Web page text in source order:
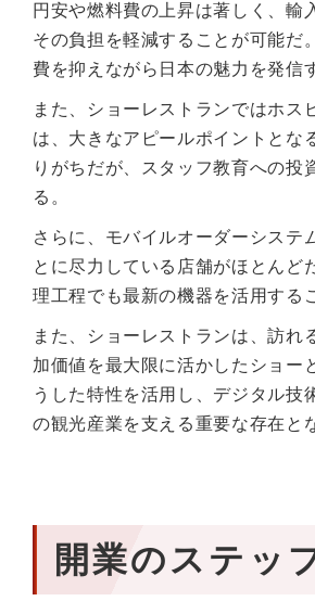
円安や燃料費の上昇は著しく、輸
その負担を軽減することが可能だ
費を抑えながら日本の魅力を発信
また、ショーレストランではホ
は、大きなアピールポイントとな
りがちだが、スタッフ教育への
る。
さらに、モバイルオーダーシステ
とに尽力している店舗がほとんど
理工程でも最新の機器を活用する
また、ショーレストランは、訪
加価値を最大限に活かしたショー
うした特性を活用し、デジタル技
の観光産業を支える重要な存在と
開業のステッ